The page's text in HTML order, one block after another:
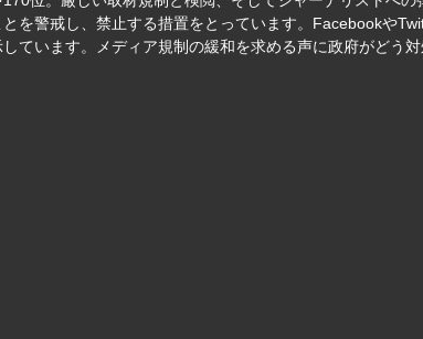
を警戒し、禁止する措置をとっています。Facebookや
ています。メディア規制の緩和を求める声に政府がどう